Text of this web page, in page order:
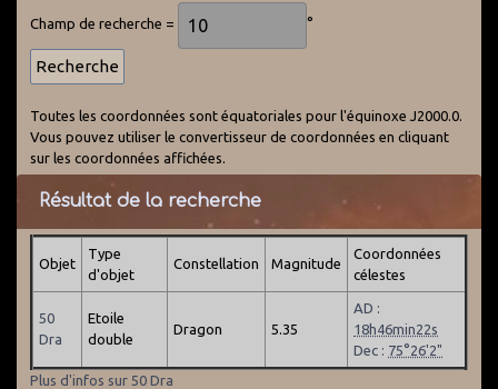
Champ de recherche = °
Toutes les coordonnées sont équatoriales pour l'équinoxe J2000.0.
Vous pouvez utiliser le convertisseur de coordonnées en cliquant
sur les coordonnées affichées.
Résultat de la recherche
Objet
Type
d'objet
Constellation Magnitude
Coordonnées
célestes
50
Dra
Etoile
double
Dragon 5.35
AD :
18h46min22s
Dec : 75°26'2"
Plus d'infos sur 50 Dra